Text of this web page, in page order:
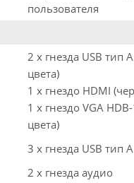
пользователя
2 x гнезда USB тип
цвета)
1 x гнездо HDMI
1 x гнездо VGA
цвета)
3 x гнезда USB тип A
2 x гнезда аудио